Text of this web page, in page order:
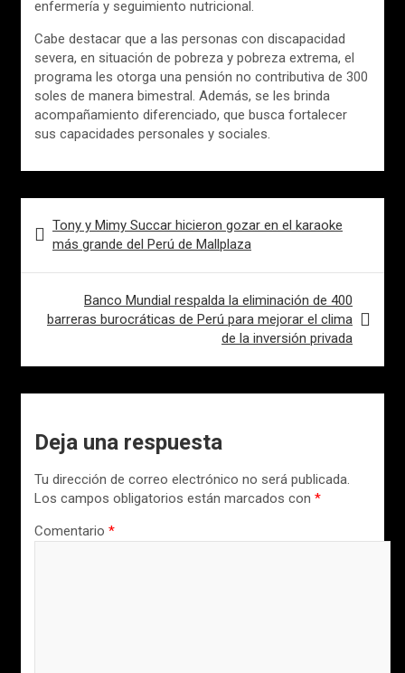
enfermería y seguimiento nutricional.
Cabe destacar que a las personas con discapacidad
severa, en situación de pobreza y pobreza extrema, el
programa les otorga una pensión no contributiva de 300
soles de manera bimestral. Además, se les brinda
acompañamiento diferenciado, que busca fortalecer
sus capacidades personales y sociales.
de
entradas
Tony y Mimy Succar hicieron gozar en el karaoke
más grande del Perú de Mallplaza
Banco Mundial respalda la eliminación de 400
barreras burocráticas de Perú para mejorar el clima
de la inversión privada
Deja una respuesta
Tu dirección de correo electrónico no será publicada.
Los campos obligatorios están marcados con *
Comentario *